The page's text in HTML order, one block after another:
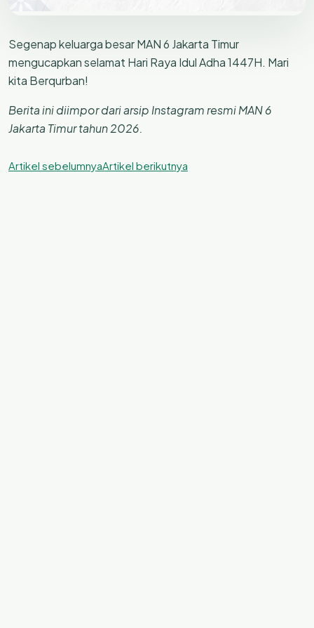
Segenap keluarga besar MAN 6 Jakarta Timur
mengucapkan selamat Hari Raya Idul Adha 1447H. Mari
kita Berqurban!
Berita ini diimpor dari arsip Instagram resmi MAN 6
Jakarta Timur tahun 2026.
Artikel sebelumnyaArtikel berikutnya